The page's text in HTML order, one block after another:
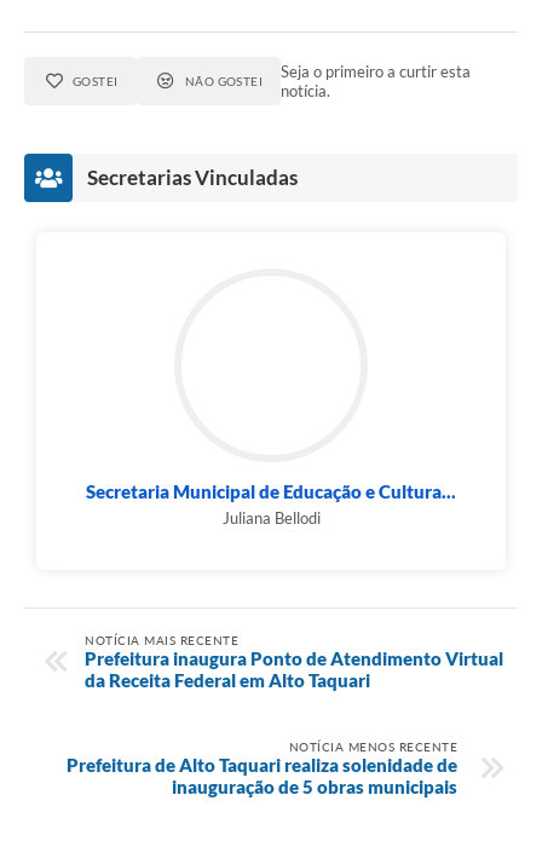
GOSTEI NÃO GOSTEI
Seja o primeiro a curtir esta
notícia.
Secretarias Vinculadas
Secretaria Municipal de Educação e Cultura...
Juliana Bellodi
NOTÍCIA MAIS RECENTE
Prefeitura inaugura Ponto de Atendimento Virtual
da Receita Federal em Alto Taquari
NOTÍCIA MENOS RECENTE
Prefeitura de Alto Taquari realiza solenidade de
inauguração de 5 obras municipais